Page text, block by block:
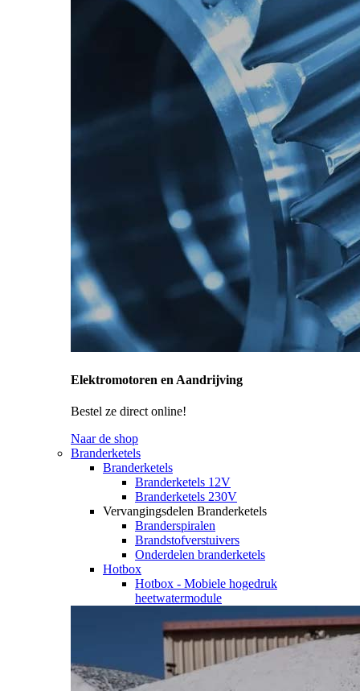
Elektromotoren en Aandrijving
Bestel ze direct online!
Naar de shop
Branderketels
Branderketels
Branderketels 12V
Branderketels 230V
Vervangingsdelen Branderketels
Branderspiralen
Brandstofverstuivers
Onderdelen branderketels
Hotbox
Hotbox - Mobiele hogedruk
heetwatermodule